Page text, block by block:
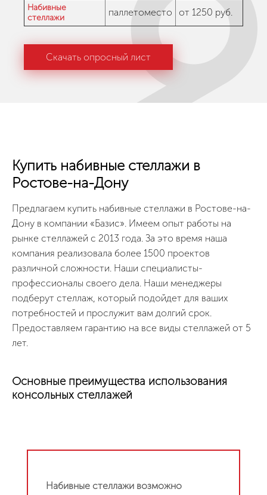
Набивные
стеллажи
паллетоместо от 1250 руб.
Скачать опросный лист
Купить набивные стеллажи в
Ростове-на-Дону
Предлагаем купить набивные стеллажи в Ростове-на-
Дону в компании «Базис». Имеем опыт работы на
рынке стеллажей с 2013 года. За это время наша
компания реализовала более 1500 проектов
различной сложности. Наши специалисты-
профессионалы своего дела. Наши менеджеры
подберут стеллаж, который подойдет для ваших
потребностей и прослужит вам долгий срок.
Предоставляем гарантию на все виды стеллажей от 5
лет.
Основные преимущества использования
консольных стеллажей
Набивные стеллажи возможно